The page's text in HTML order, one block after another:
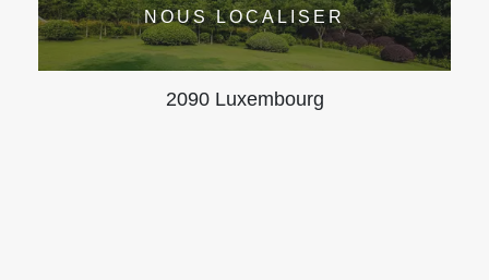
NOUS LOCALISER
2090 Luxembourg